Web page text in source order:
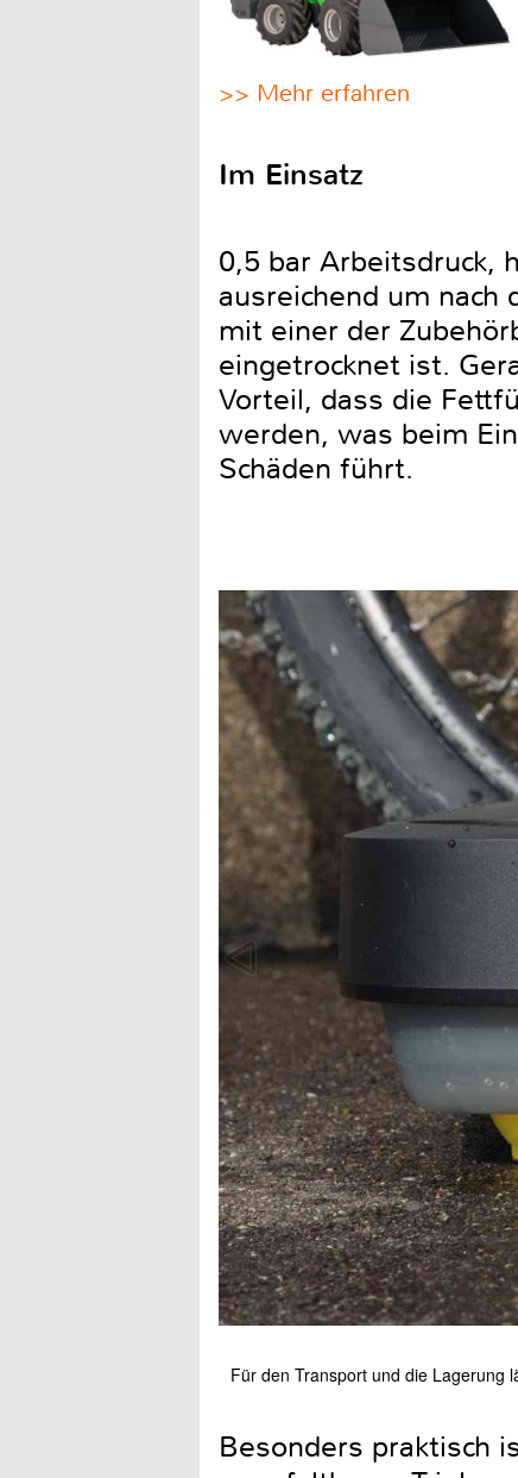
>> Mehr erfahren
Im Einsatz
0,5 bar Arbeitsdruck,
ausreichend um nach
mit einer der
eingetrocknet ist.
Vorteil, dass die
werden, was beim
Schäden führt.
Für den Transport und die Lagerung
Besonders praktisch